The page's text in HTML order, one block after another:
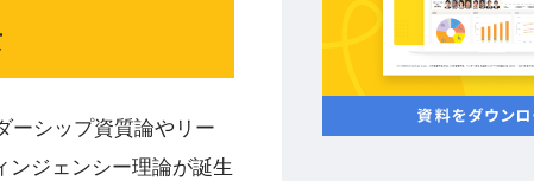
ーシップ資質論やリー
ンジェンシー理論が誕生